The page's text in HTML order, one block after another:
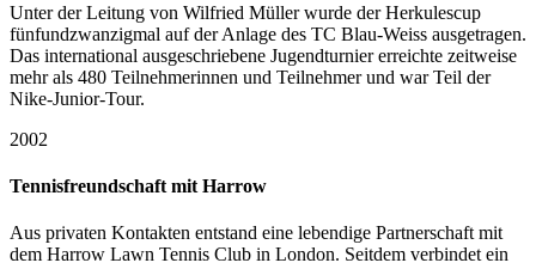
Unter der Leitung von Wilfried Müller wurde der Herkulescup
fünfundzwanzigmal auf der Anlage des TC Blau-Weiss ausgetragen.
Das international ausgeschriebene Jugendturnier erreichte zeitweise
mehr als 480 Teilnehmerinnen und Teilnehmer und war Teil der
Nike-Junior-Tour.
2002
Tennisfreundschaft mit Harrow
Aus privaten Kontakten entstand eine lebendige Partnerschaft mit
dem Harrow Lawn Tennis Club in London. Seitdem verbindet ein